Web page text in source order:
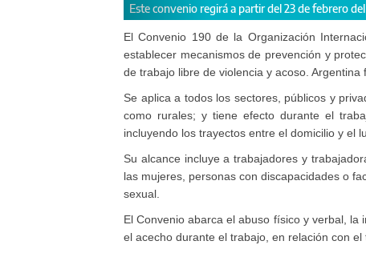
Este convenio regirá a partir del 23 de febrero
El Convenio 190 de la Organización
establecer mecanismos de prevención y
de trabajo libre de violencia y acoso.
Se aplica a todos los sectores, públicos y
como rurales; y tiene efecto durante el
incluyendo los trayectos entre el domicilio y el
Su alcance incluye a trabajadores y
las mujeres, personas con discapacidades o
sexual.
El Convenio abarca el abuso físico y verbal,
el acecho durante el trabajo, en relación con